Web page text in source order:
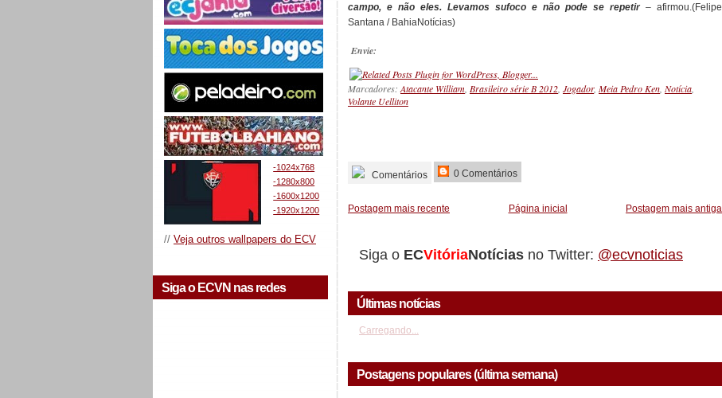
-1024x768
-1280x800
-1600x1200
-1920x1200
// Veja outros wallpapers do ECV
Siga o ECVN nas redes
campo, e não eles. Levamos sufoco e não pode se repetir– afirmou.(Felipe
Santana / BahiaNotícias)
Envie:
Marcadores:Atacante William, Brasileiro série B 2012, Jogador, Meia Pedro Ken, Notícia,
Volante Uelliton
Comentários 0 Comentários
Postagem mais recente Postagem mais antiga
Página inicial
Siga o ECVitóriaNotícias no Twitter: @ecvnoticias
Últimas notícias
Carregando...
Postagens populares (última semana)